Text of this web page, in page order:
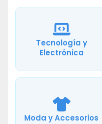
Tecnología y
Electrónica
Moda y Accesorios